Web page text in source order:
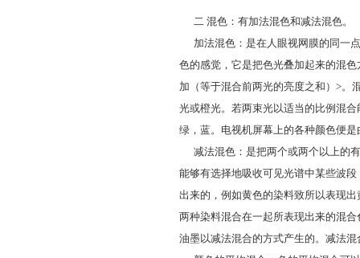
二 混色：有加法混色和减法混色。
加法混色：是在人眼视网膜的同一
色的感觉，它是把色光叠加起来的混
加（等于混合前两光的亮度之和）>。
光或橙光。若两束光以适当的比例混
绿，蓝。电视机屏幕上的各种颜色便
减法混色：是把两个或两个以上的
能够有选择地吸收可见光谱中某些波
出来的，例如黄色的染料致所以表现
两种染料混合在一起所表现出来的混
油墨以减法混合的方式产生的。减法